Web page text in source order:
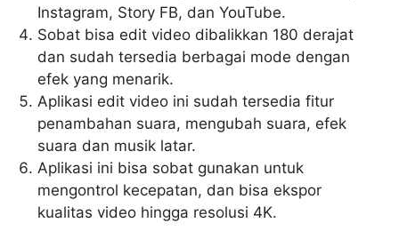
Instagram, Story FB, dan YouTube.
Sobat bisa edit video dibalikkan 180 derajat
dan sudah tersedia berbagai mode dengan
efek yang menarik.
Aplikasi edit video ini sudah tersedia fitur
penambahan suara, mengubah suara, efek
suara dan musik latar.
Aplikasi ini bisa sobat gunakan untuk
mengontrol kecepatan, dan bisa ekspor
kualitas video hingga resolusi 4K.